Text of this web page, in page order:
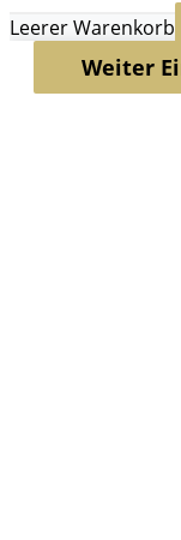
Leerer Warenkorb
Weiter